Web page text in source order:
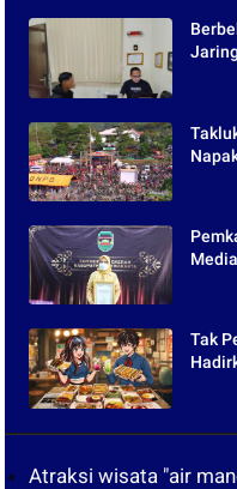
Tak
Atraksi wisata "air